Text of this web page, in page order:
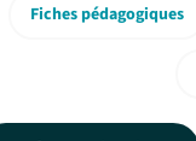
Fiches pédagogiques